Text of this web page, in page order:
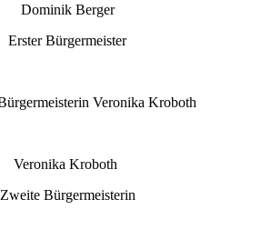
Dominik Berger
Erster Bürgermeister
Veronika Kroboth
Zweite Bürgermeisterin